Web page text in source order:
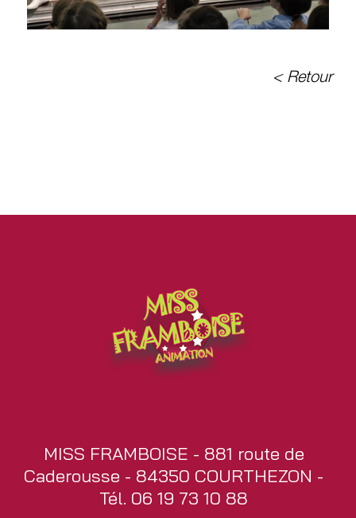
< Retour
MISS FRAMBOISE - 881 route de
Caderousse - 84350 COURTHEZON -
Tél. 06 19 73 10 88